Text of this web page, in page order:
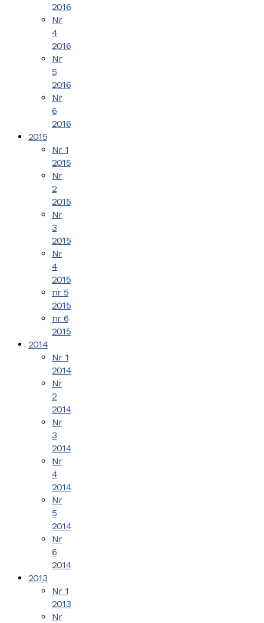
2016
Nr
4
2016
Nr
5
2016
Nr
6
2016
2015
Nr 1
2015
Nr
2
2015
Nr
3
2015
Nr
4
2015
nr 5
2015
nr 6
2015
2014
Nr 1
2014
Nr
2
2014
Nr
3
2014
Nr
4
2014
Nr
5
2014
Nr
6
2014
2013
Nr 1
2013
Nr